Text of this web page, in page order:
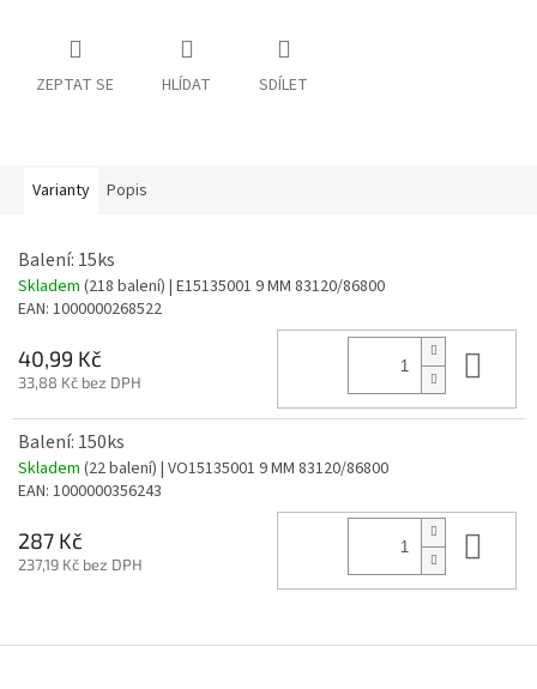
ZEPTAT SE HLÍDAT SDÍLET
Varianty Popis
Balení: 15ks
Skladem (218 balení) | E15135001 9 MM 83120/86800
EAN: 1000000268522
40,99 Kč
33,88 Kč bez DPH
Balení: 150ks
Skladem (22 balení) | VO15135001 9 MM 83120/86800
EAN: 1000000356243
287 Kč
237,19 Kč bez DPH